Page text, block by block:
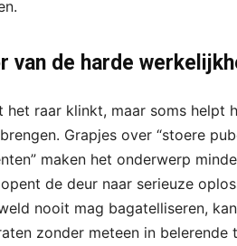
van de harde
het raar klinkt, maar soms helpt
Grapjes over “stoere
maken het onderwerp
de deur naar serieuze
nooit mag bagatelliseren,
zonder meteen in belerende